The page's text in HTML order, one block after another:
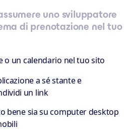
uno sviluppatore
di prenotazione nel tuo
o un calendario nel tuo sito
a sé stante e
un link
bene sia su computer desktop